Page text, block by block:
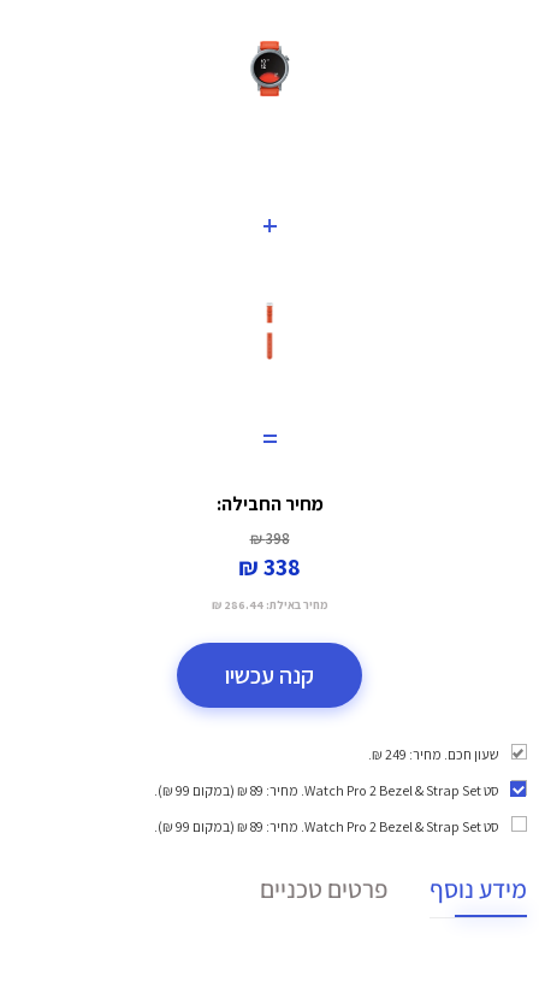
+
=
מחיר החבילה:
398 ₪
338 ₪
מחיר באילת: 286.44 ₪
קנה עכשיו
שעון חכם. מחיר: 249 ₪.
סט Watch Pro 2 Bezel & Strap Set
. מחיר: 89 ₪ (במקום 99 ₪).
סט Watch Pro 2 Bezel & Strap Set
. מחיר: 89 ₪ (במקום 99 ₪).
מידע נוסף פרטים טכניים